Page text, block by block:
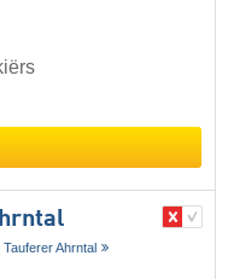
Tauferer Ahrntal